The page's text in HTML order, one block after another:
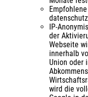
IP-
der
Webseite
innerhalb
Union oder
wird die